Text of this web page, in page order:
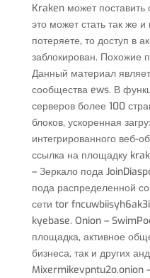
Kraken может поставить
это может стать так же
потеряете, то доступ в
заблокирован. Похожие
Данный материал
сообщества ews. В
серверов более 100
блоков, ускоренная
интегрированного веб-
ссылка на площадку
– Зеркало пода
пода распределенной
сети tor
kyebase. Onion –
площадка, активное
бизнеса, так и других
Mixermikevpntu2o.onion